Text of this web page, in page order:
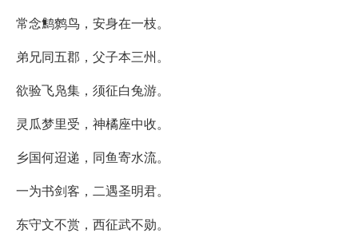
常念鹪鹩鸟，安身在一枝。
弟兄同五郡，父子本三州。
欲验飞凫集，须征白兔游。
灵瓜梦里受，神橘座中收。
乡国何迢递，同鱼寄水流。
一为书剑客，二遇圣明君。
东守文不赏，西征武不勋。